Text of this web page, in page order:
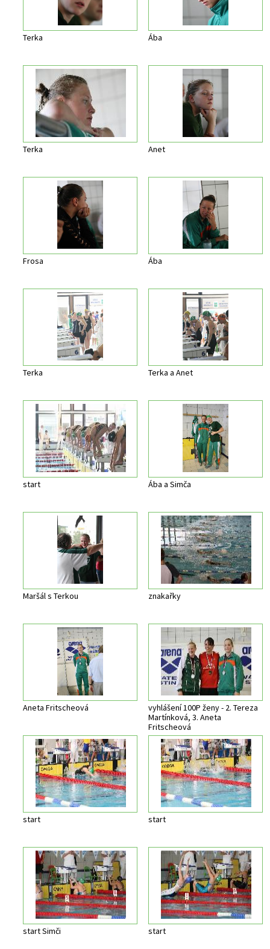
Terka Ába
Terka Anet
Frosa Ába
Terka Terka a Anet
start Ába a Simča
Maršál s Terkou znakařky
Aneta Fritscheová
vyhlášení 100P ženy - 2. Tereza
Martínková, 3. Aneta
Fritscheová
start start
start Simči start